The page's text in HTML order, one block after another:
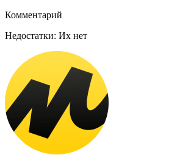
Комментарий
Недостатки: Их нет